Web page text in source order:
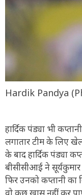
Hardik Pandya
हार्दिक पंड्या भी
लगातार टीम के लिए
के बाद हार्दिक पंड्या
बीसीसीआई ने
फिर उनको कप्तानी का
वो कुछ खास नहीं कर